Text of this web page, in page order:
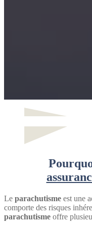
Le parachutisme est une
comporte des risques
parachutisme offre